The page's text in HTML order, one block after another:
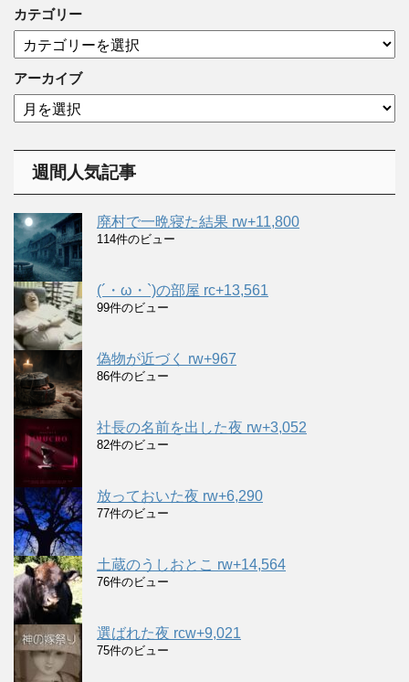
カテゴリー
テ
ゴ
リ
ー
アーカイブ
ア
ー
週間人気記事
廃村で一晩寝た結果 rw+11,800
114件のビュー
(´・ω・`)の部屋 rc+13,561
99件のビュー
偽物が近づく rw+967
86件のビュー
社長の名前を出した夜 rw+3,052
82件のビュー
放っておいた夜 rw+6,290
77件のビュー
土蔵のうしおとこ rw+14,564
76件のビュー
選ばれた夜 rcw+9,021
75件のビュー